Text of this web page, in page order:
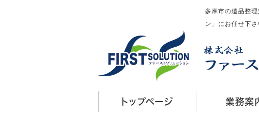
多摩市の遺品整
ン」にお任せ下さ
トップページ 業務案